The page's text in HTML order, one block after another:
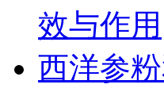
效与作用
西洋参